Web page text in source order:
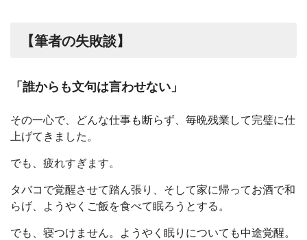
【筆者の失敗談】
「誰からも文句は言わせない」
その一心で、どんな仕事も断らず、毎晩残業して完璧に仕
上げてきました。
でも、疲れすぎます。
タバコで覚醒させて踏ん張り、そして家に帰ってお酒で和
らげ、ようやくご飯を食べて眠ろうとする。
でも、寝つけません。ようやく眠りについても中途覚醒。